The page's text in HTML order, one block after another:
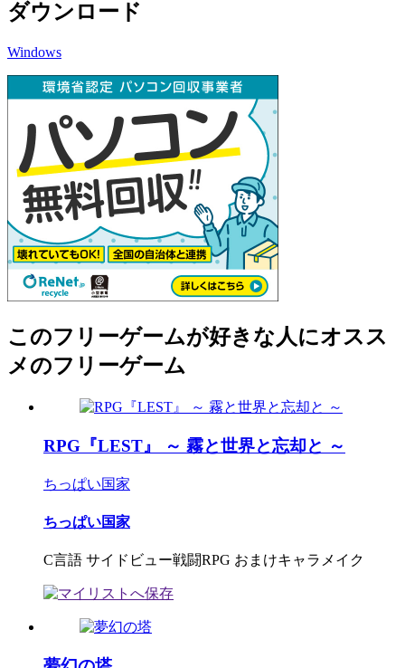
ダウンロード
Windows
このフリーゲームが好きな人にオスス
メのフリーゲーム
RPG『LEST』 ～ 霧と世界と忘却と ～
ちっぱい国家
ちっぱい国家
C言語 サイドビュー戦闘RPG おまけキャラメイク